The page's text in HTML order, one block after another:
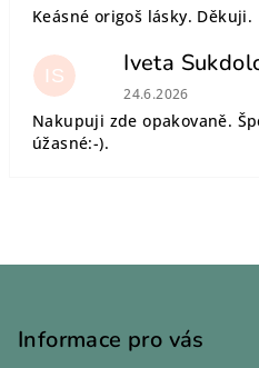
Keásné origoš lásky. Děkuji.
IS Iveta
Hodnocení
24.6.2026
Nakupuji zde opakovaně.
úžasné:-).
Informace pro vás